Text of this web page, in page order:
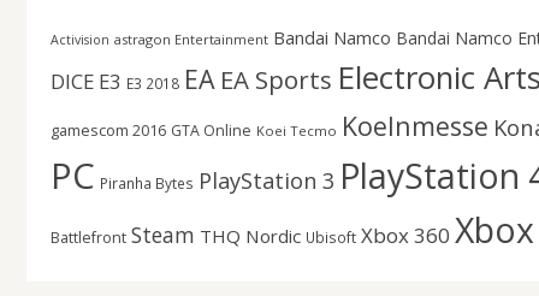
Activision astragon Entertainment Bandai Namco Bandai Namco
DICE E3 E3 2018 EA EA Sports Electronic
gamescom 2016 GTA Online Koei Tecmo Koelnmesse
PC Piranha Bytes PlayStation 3 PlayStation
Battlefront Steam THQ Nordic Ubisoft Xbox 360